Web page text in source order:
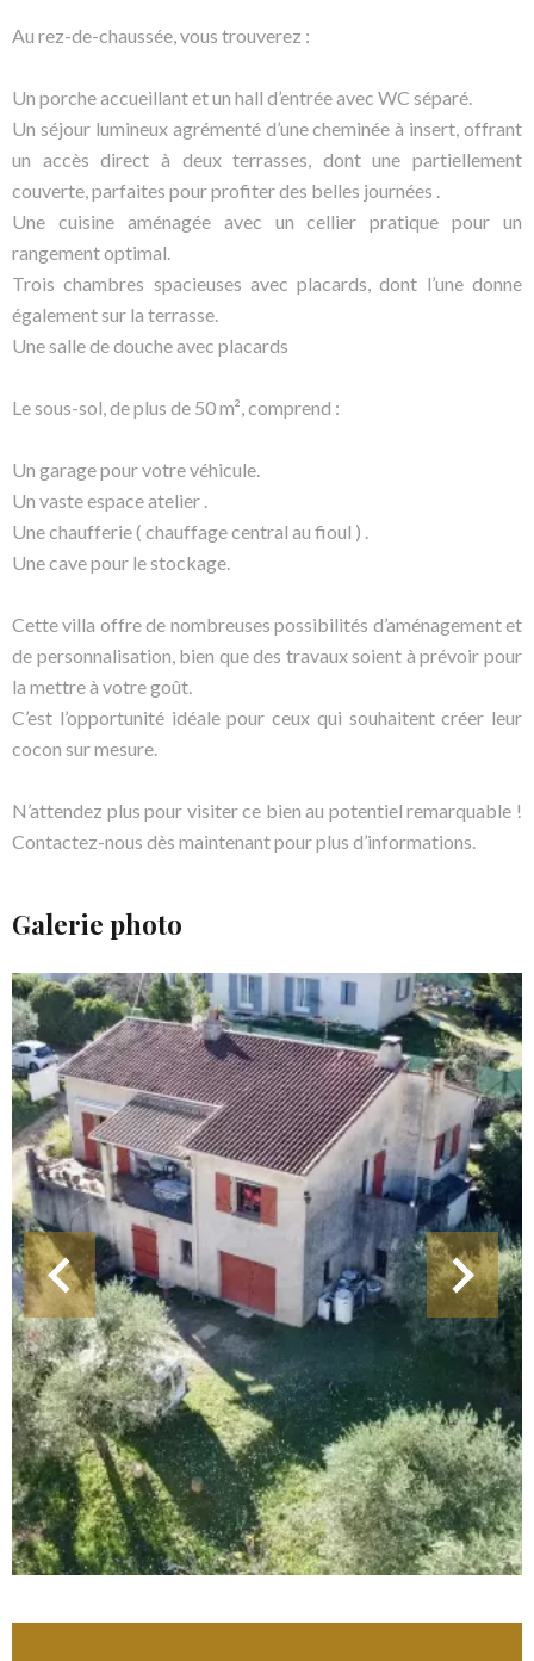
Au rez-de-chaussée, vous trouverez :
Un porche accueillant et un hall d’entrée avec WC séparé.
Un séjour lumineux agrémenté d’une cheminée à insert, offrant
un accès direct à deux terrasses, dont une partiellement
couverte, parfaites pour profiter des belles journées .
Une cuisine aménagée avec un cellier pratique pour un
rangement optimal.
Trois chambres spacieuses avec placards, dont l’une donne
également sur la terrasse.
Une salle de douche avec placards
Le sous-sol, de plus de 50 m², comprend :
Un garage pour votre véhicule.
Un vaste espace atelier .
Une chaufferie ( chauffage central au fioul ) .
Une cave pour le stockage.
Cette villa offre de nombreuses possibilités d’aménagement et
de personnalisation, bien que des travaux soient à prévoir pour
la mettre à votre goût.
C’est l’opportunité idéale pour ceux qui souhaitent créer leur
cocon sur mesure.
N’attendez plus pour visiter ce bien au potentiel remarquable !
Contactez-nous dès maintenant pour plus d’informations.
Galerie photo